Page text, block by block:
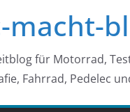
macht-
für Motorrad,
Fahrrad, Pedelec